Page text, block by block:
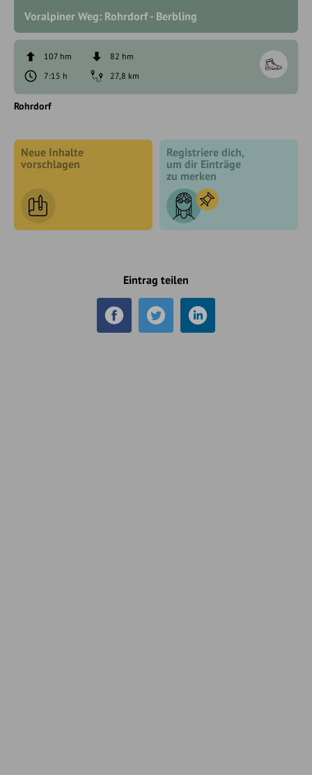
Voralpiner Weg: Rohrdorf - Berbling
107 hm
82 hm
7:15 h
27,8 km
Rohrdorf
Neue Inhalte
vorschlagen
Registriere dich,
um dir Einträge
zu merken
Eintrag teilen